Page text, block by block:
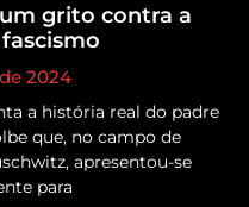
um grito contra a
2024
a história real do padre
que, no campo de
apresentou-se
para